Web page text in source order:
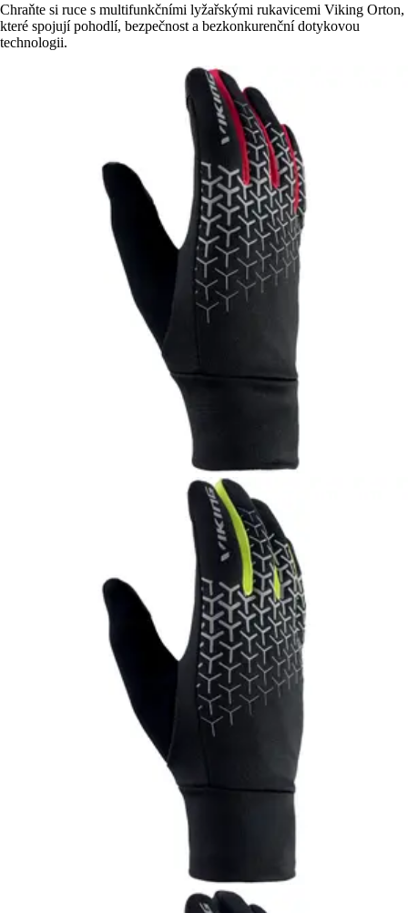
Chraňte si ruce s multifunkčními lyžařskými rukavicemi Viking Orton,
které spojují pohodlí, bezpečnost a bezkonkurenční dotykovou
technologii.